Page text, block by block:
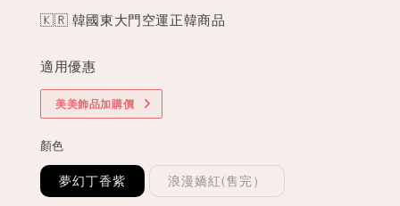
🇰🇷 韓國東大門空運正韓商品
適用優惠
美美飾品加購價
顏色
夢幻丁香紫 浪漫嬌紅(售完）